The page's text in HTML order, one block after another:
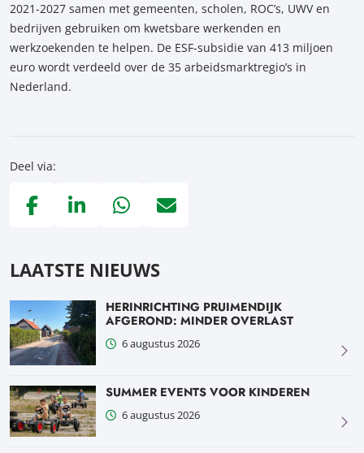
2021-2027 samen met gemeenten, scholen, ROC’s, UWV en
bedrijven gebruiken om kwetsbare werkenden en
werkzoekenden te helpen. De ESF-subsidie van 413 miljoen
euro wordt verdeeld over de 35 arbeidsmarktregio’s in
Nederland.
Deel via:
LAATSTE NIEUWS
HERINRICHTING PRUIMENDIJK
AFGEROND: MINDER OVERLAST
6 augustus 2026
SUMMER EVENTS VOOR KINDEREN
6 augustus 2026